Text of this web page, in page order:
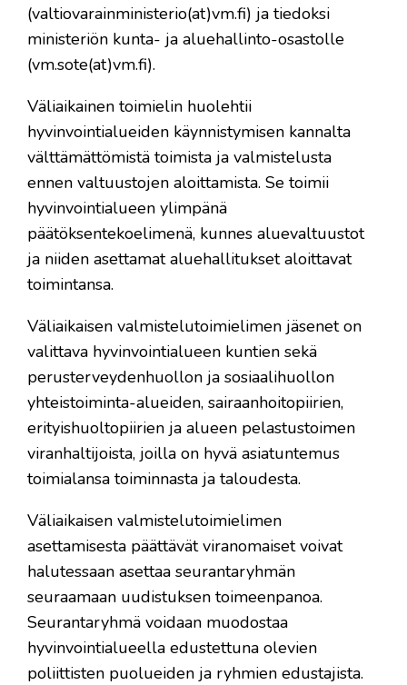
(valtiovarainministerio(at)vm.fi) ja tiedoksi
ministeriön kunta- ja aluehallinto-osastolle
(vm.sote(at)vm.fi).
Väliaikainen toimielin huolehtii
hyvinvointialueiden käynnistymisen kannalta
välttämättömistä toimista ja valmistelusta
ennen valtuustojen aloittamista. Se toimii
hyvinvointialueen ylimpänä
päätöksentekoelimenä, kunnes aluevaltuustot
ja niiden asettamat aluehallitukset aloittavat
toimintansa.
Väliaikaisen valmistelutoimielimen jäsenet on
valittava hyvinvointialueen kuntien sekä
perusterveydenhuollon ja sosiaalihuollon
yhteistoiminta-alueiden, sairaanhoitopiirien,
erityishuoltopiirien ja alueen pelastustoimen
viranhaltijoista, joilla on hyvä asiatuntemus
toimialansa toiminnasta ja taloudesta.
Väliaikaisen valmistelutoimielimen
asettamisesta päättävät viranomaiset voivat
halutessaan asettaa seurantaryhmän
seuraamaan uudistuksen toimeenpanoa.
Seurantaryhmä voidaan muodostaa
hyvinvointialueella edustettuna olevien
poliittisten puolueiden ja ryhmien edustajista.